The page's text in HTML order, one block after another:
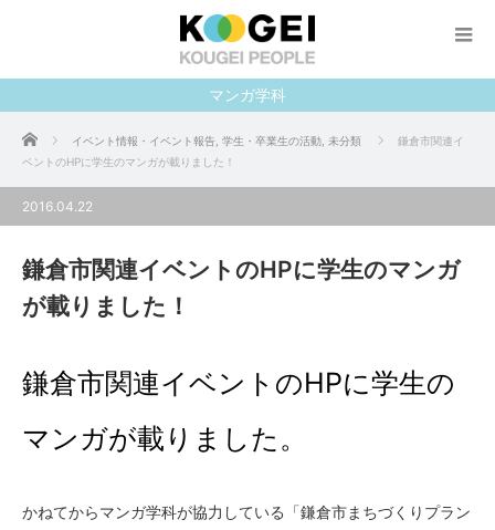
マンガ学科
ホーム イベント情報・イベント報告 学生・卒業生の活動 未分類
鎌倉市関連イ
ベントのHPに学生のマンガが載りました！
2016.04.22
鎌倉市関連イベントのHPに学生のマンガ
が載りました！
鎌倉市関連イベントのHPに学生の
マンガが載りました。
かねてからマンガ学科が協力している「鎌倉市まちづくりプラン